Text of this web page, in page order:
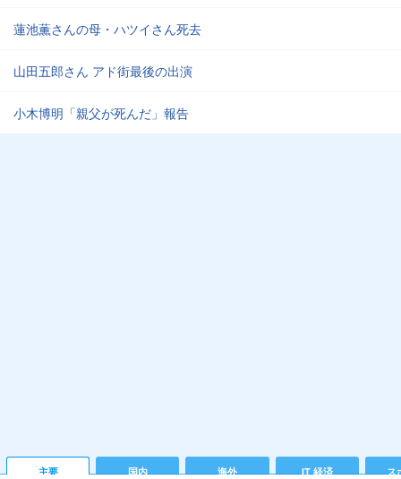
蓮池薫さんの母・ハツイさん死去
山田五郎さん アド街最後の出演
小木博明「親父が死んだ」報告
主要 国内 海外 IT 経済 ス